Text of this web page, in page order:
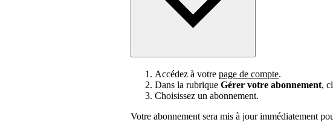
Accédez à votre page de compte.
Dans la rubrique Gérer votre abonnement,
Choisissez un abonnement.
Votre abonnement sera mis à jour immédiatement